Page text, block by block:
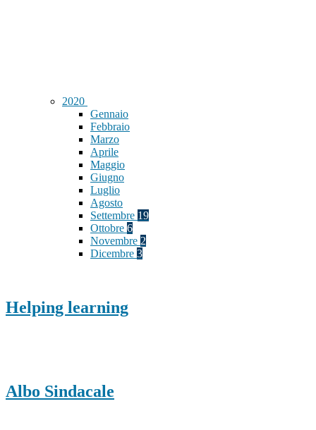
2020
Gennaio
Febbraio
Marzo
Aprile
Maggio
Giugno
Luglio
Agosto
Settembre 19
Ottobre 6
Novembre 2
Dicembre 3
Helping learning
Albo Sindacale